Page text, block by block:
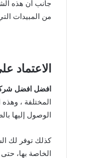
جانب أن هذه
من المبيدات
الاعتماد
افضل افضل
المختلفة ،
الوصول إليها
كذلك توفر لك
الخاصة بها،